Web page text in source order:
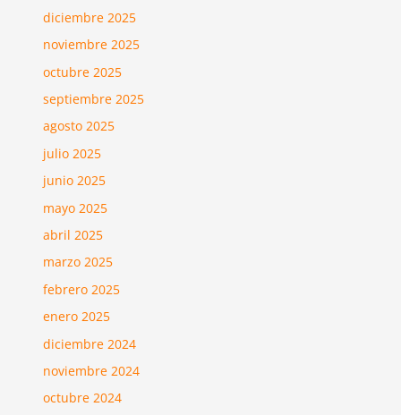
diciembre 2025
noviembre 2025
octubre 2025
septiembre 2025
agosto 2025
julio 2025
junio 2025
mayo 2025
abril 2025
marzo 2025
febrero 2025
enero 2025
diciembre 2024
noviembre 2024
octubre 2024